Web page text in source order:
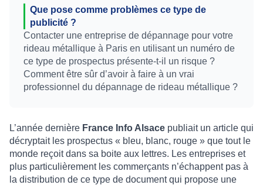
Que pose comme problèmes ce type de
publicité ?
Contacter une entreprise de dépannage pour votre
rideau métallique à Paris en utilisant un numéro de
ce type de prospectus présente-t-il un risque ?
Comment être sûr d’avoir à faire à un vrai
professionnel du dépannage de rideau métallique ?
L’année dernière France Info Alsace publiait un article qui
décryptait les prospectus « bleu, blanc, rouge » que tout le
monde reçoit dans sa boite aux lettres. Les entreprises et
plus particulièrement les commerçants n’échappent pas à
la distribution de ce type de document qui propose une